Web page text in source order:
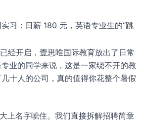
习：日薪 180 元，英语专业生的“跳
经开启，壹思唯国际教育放出了日常
业的同学来说，这是一家绕不开的教
十人的公司，真的值得你花整个暑假
上名字唬住。我们直接拆解招聘简章